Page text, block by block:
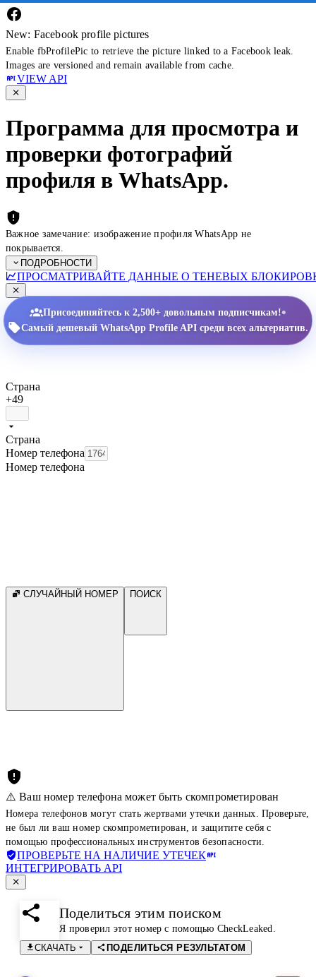
New: Facebook profile pictures
Enable fbProfilePic to retrieve the picture linked to a Facebook leak.
Images are versioned and remain available from cache.
VIEW API
Программа для просмотра и
проверки фотографий
профиля в WhatsApp.
Важное замечание: изображение профиля WhatsApp не
покрывается.
ПОДРОБНОСТИ
ПРОСМАТРИВАЙТЕ ДАННЫЕ О ТЕНЕВЫХ
Присоединяйтесь к 2,500+ довольным подписчикам!•
Самый дешевый WhatsApp Profile API среди всех альтернатив.
Страна
+49
Страна
Номер телефона
Номер телефона
СЛУЧАЙНЫЙ НОМЕР ПОИСК
⚠️ Ваш номер телефона может быть скомпрометирован
Номера телефонов могут стать жертвами утечки данных. Проверьте,
не был ли ваш номер скомпрометирован, и защитите себя с
помощью профессиональных инструментов безопасности.
ПРОВЕРЬТЕ НА НАЛИЧИЕ УТЕЧЕК
ИНТЕГРИРОВАТЬ API
Поделиться этим поиском
Я проверил этот номер с помощью CheckLeaked.
СКАЧАТЬ
ПОДЕЛИТЬСЯ РЕЗУЛЬТАТОМ